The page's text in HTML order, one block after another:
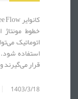
خطوط
اتوماتیک
استفاده
قرار
1403/3/18